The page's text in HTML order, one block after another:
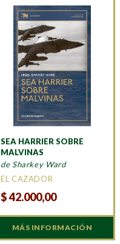
SEA HARRIER SOBRE
MALVINAS
de Sharkey Ward
EL CAZADOR
$42.000,00
MÁS INFORMACIÓN